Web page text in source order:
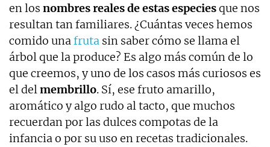
en los nombres reales de estas especiesque nos
resultan tan familiares. ¿Cuántas veces hemos
comido unafruta sin saber cómo se llama el
árbol que la produce? Es algo más común de lo
que creemos, y uno de los casos más curiosos es
el delmembrillo. Sí, ese fruto amarillo,
aromático y algo rudo al tacto, que muchos
recuerdan por las dulces compotas de la
infancia o por su uso en recetas tradicionales.